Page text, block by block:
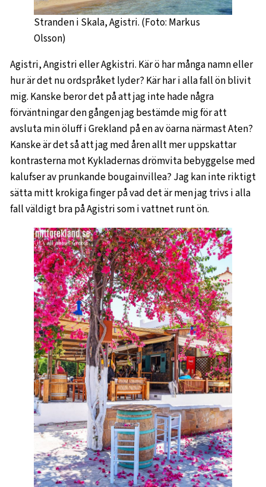
Stranden i Skala, Agistri. (Foto: Markus
Olsson)
Agistri, Angistri eller Agkistri. Kär ö har många namn eller
hur är det nu ordspråket lyder? Kär har i alla fall ön blivit
mig. Kanske beror det på att jag inte hade några
förväntningar den gången jag bestämde mig för att
avsluta min öluff i Grekland på en av öarna närmast Aten?
Kanske är det så att jag med åren allt mer uppskattar
kontrasterna mot Kykladernas drömvita bebyggelse med
kalufser av prunkande bougainvillea? Jag kan inte riktigt
sätta mitt krokiga finger på vad det är men jag trivs i alla
fall väldigt bra på Agistri som i vattnet runt ön.